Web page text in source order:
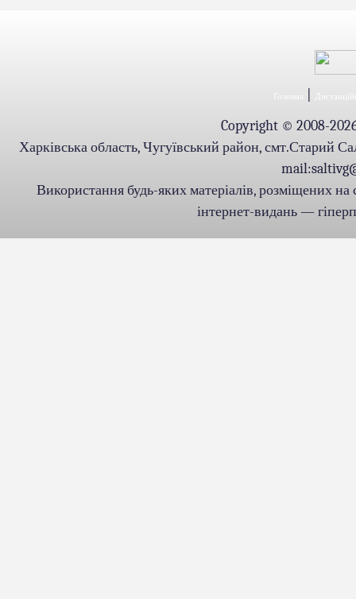
Головна
Copyright © 2008-
Харківська область, Чугуївський район, смт.Старий
Використання будь-яких матеріалів, розміщених
інтернет-видань —